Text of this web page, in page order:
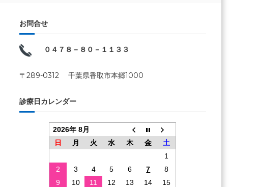
お問合せ
０４７８－８０－１１３３
〒289-0312 千葉県香取市本郷1000
診療日カレンダー
2026年 8月
日
月 火 水 木 金
土
1
2
3 4 5 6 7
8
9
10 11 12 13 14
15